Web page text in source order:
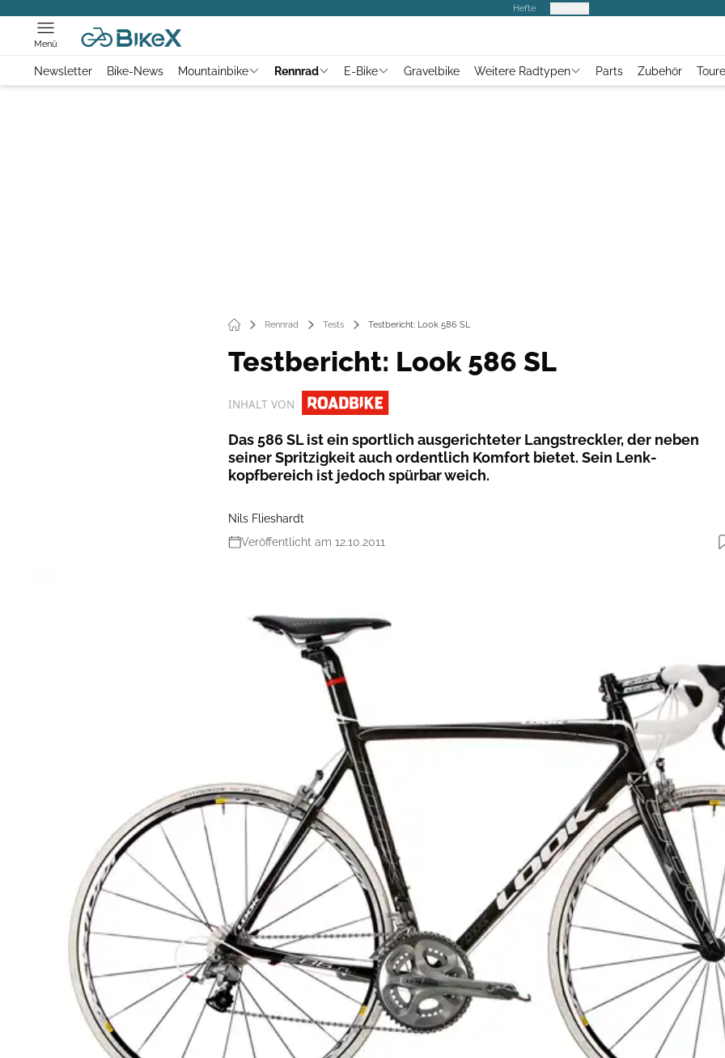
Hefte
Menü
Newsletter Bike-News Mountainbike Rennrad E-Bike Gravelbike Weitere Radtypen Parts Zubehör
Rennrad Tests Testbericht: Look 586 SL
Testbericht: Look 586 SL
INHALT VON
Das 586 SL ist ein sportlich ausgerichteter Langstreckler, der neben
seiner Spritzigkeit auch ordentlich Komfort bietet. Sein Lenk­
kopfbereich ist jedoch spürbar weich.
Nils Flieshardt
Veröffentlicht am 12.10.2011